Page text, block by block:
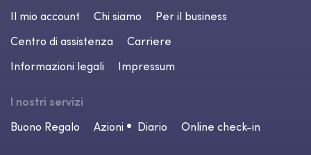
Il mio account
Chi siamo
Per il business
Centro di assistenza
Carriere
Informazioni legali
Impressum
I nostri servizi
Buono Regalo
Azioni Diario Online check-in